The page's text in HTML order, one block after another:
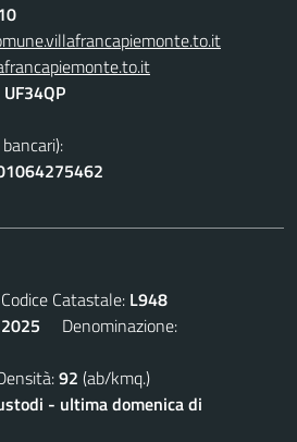
UF34QP
Catastale: L948
Denominazione:
92 (ab/kmq.)
- ultima domenica di